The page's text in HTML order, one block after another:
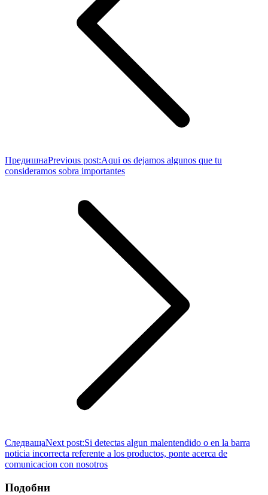
ПредишнаPrevious post:Aqui os dejamos algunos que tu
consideramos sobra importantes
СледващаNext post:Si detectas algun malentendido o en la barra
noticia incorrecta referente a los productos, ponte acerca de
comunicacion con nosotros
Подобни